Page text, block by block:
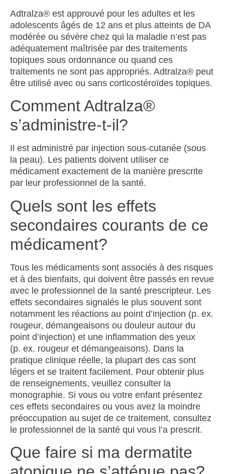
Adtralza® est approuvé pour les adultes et les
adolescents âgés de 12 ans et plus atteints de DA
modérée ou sévère chez qui la maladie n’est pas
adéquatement maîtrisée par des traitements
topiques sous ordonnance ou quand ces
traitements ne sont pas appropriés. Adtralza® peut
être utilisé avec ou sans corticostéroïdes topiques.
Comment Adtralza®
s’administre-t-il?
Il est administré par injection sous-cutanée (sous
la peau). Les patients doivent utiliser ce
médicament exactement de la manière prescrite
par leur professionnel de la santé.
Quels sont les effets
secondaires courants de ce
médicament?
Tous les médicaments sont associés à des risques
et à des bienfaits, qui doivent être passés en revue
avec le professionnel de la santé prescripteur. Les
effets secondaires signalés le plus souvent sont
notamment les réactions au point d’injection (p. ex.
rougeur, démangeaisons ou douleur autour du
point d’injection) et une inflammation des yeux
(p. ex. rougeur et démangeaisons). Dans la
pratique clinique réelle, la plupart des cas sont
légers et se traitent facilement. Pour obtenir plus
de renseignements, veuillez consulter la
monographie. Si vous ou votre enfant présentez
ces effets secondaires ou vous avez la moindre
préoccupation au sujet de ce traitement, consultez
le professionnel de la santé qui vous l’a prescrit.
Que faire si ma dermatite